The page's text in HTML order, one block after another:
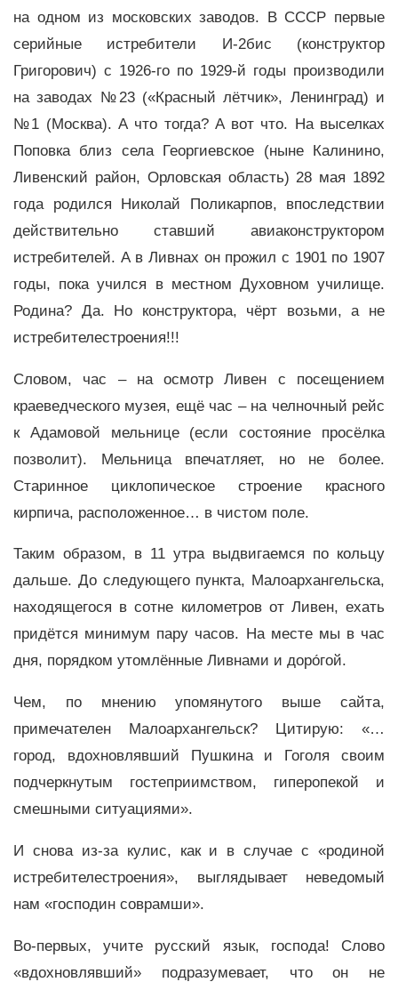
на одном из московских заводов. В СССР первые
серийные истребители И-2бис (конструктор
Григорович) с 1926-го по 1929-й годы производили
на заводах №23 («Красный лётчик», Ленинград) и
№1 (Москва). А что тогда? А вот что. На выселках
Поповка близ села Георгиевское (ныне Калинино,
Ливенский район, Орловская область) 28 мая 1892
года родился Николай Поликарпов, впоследствии
действительно ставший авиаконструктором
истребителей. А в Ливнах он прожил с 1901 по 1907
годы, пока учился в местном Духовном училище.
Родина? Да. Но конструктора, чёрт возьми, а не
истребителестроения!!!
Словом, час – на осмотр Ливен с посещением
краеведческого музея, ещё час – на челночный рейс
к Адамовой мельнице (если состояние просёлка
позволит). Мельница впечатляет, но не более.
Старинное циклопическое строение красного
кирпича, расположенное… в чистом поле.
Таким образом, в 11 утра выдвигаемся по кольцу
дальше. До следующего пункта, Малоархангельска,
находящегося в сотне километров от Ливен, ехать
придётся минимум пару часов. На месте мы в час
дня, порядком утомлённые Ливнами и доро́гой.
Чем, по мнению упомянутого выше сайта,
примечателен Малоархангельск? Цитирую: «…
город, вдохновлявший Пушкина и Гоголя своим
подчеркнутым гостеприимством, гиперопекой и
смешными ситуациями».
И снова из-за кулис, как и в случае с «родиной
истребителестроения», выглядывает неведомый
нам «господин соврамши».
Во-первых, учите русский язык, господа! Слово
«вдохновлявший» подразумевает, что он не